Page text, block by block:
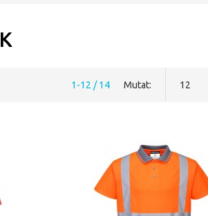
1-12 / 14 Mutat 12